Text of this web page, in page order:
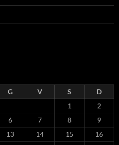
G V S
D
1
2
6 7 8
9
13 14 15
16